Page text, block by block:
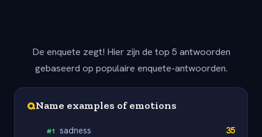
De enquete zegt! Hier zijn de top 5 antwoorden
gebaseerd op populaire enquete-antwoorden.
QName examples of emotions
#1 sadness 35